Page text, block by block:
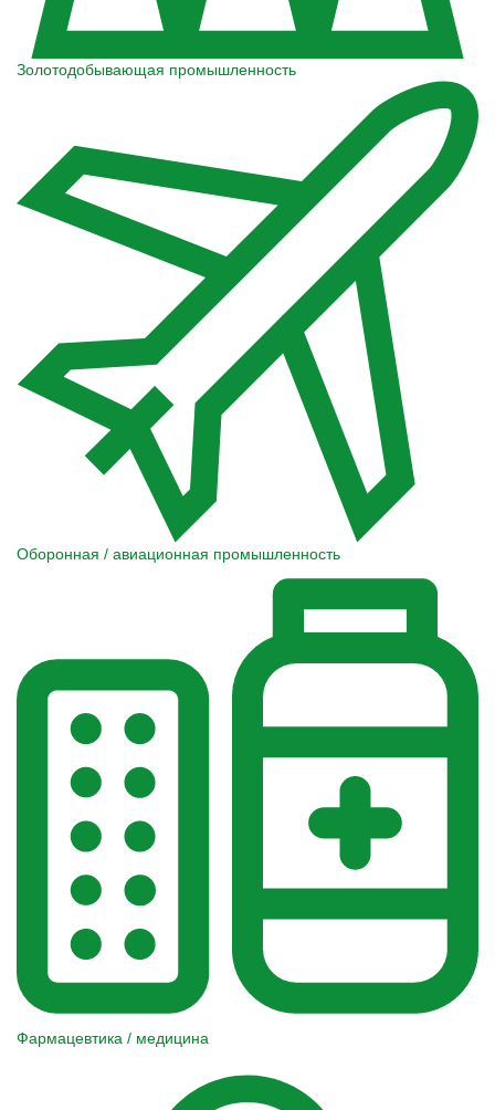
Золотодобывающая промышленность
Оборонная / авиационная промышленность
Фармацевтика / медицина